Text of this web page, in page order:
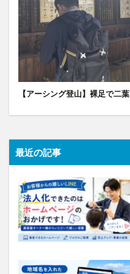
【アーシング登山】裸足で二
最近の記事